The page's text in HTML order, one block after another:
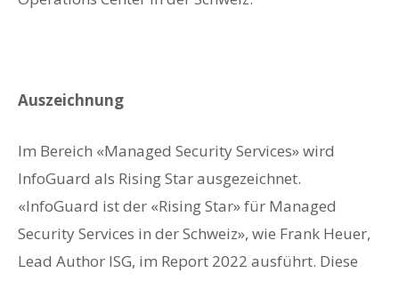
Auszeichnung
Im Bereich «Managed Security Services» wird
InfoGuard als Rising Star ausgezeichnet.
«InfoGuard ist der «Rising Star» für Managed
Security Services in der Schweiz», wie Frank Heuer,
Lead Author ISG, im Report 2022 ausführt. Diese